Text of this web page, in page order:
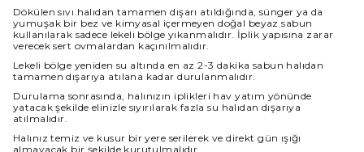
Dökülen sıvı halıdan tamamen dışarı atıldığında, sünger ya da
yumuşak bir bez ve kimyasal içermeyen doğal beyaz sabun
kullanılarak sadece lekeli bölge yıkanmalıdır. İplik yapısına zarar
verecek sert ovmalardan kaçınılmalıdır.
Lekeli bölge yeniden su altında en az 2-3 dakika sabun halıdan
tamamen dışarıya atılana kadar durulanmalıdır.
Durulama sonrasında, halınızın iplikleri hav yatım yönünde
yatacak şekilde elinizle sıyırılarak fazla su halıdan dışarıya
atılmalıdır.
Halınız temiz ve kusur bir yere serilerek ve direkt gün ışığı
almayacak bir şekilde kurutulmalıdır.